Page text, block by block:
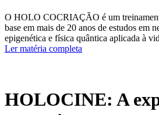
O HOLO COCRIAÇÃO é um
base em mais de 20 anos de estudos em
epigenética e física quântica aplicada à
Ler matéria completa
HOLOCINE: A